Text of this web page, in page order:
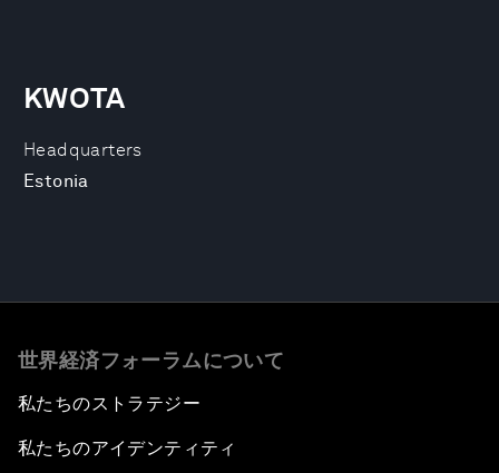
Headquarters
Estonia
KWOTA
世界経済フォーラムについて
私たちのストラテジー
私たちのアイデンティティ